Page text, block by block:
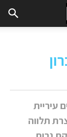
עיריית
תלווה